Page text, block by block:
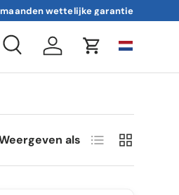
wettelijke garantie
ZoekenInloggenWinkelwagen
als Lijst Raster